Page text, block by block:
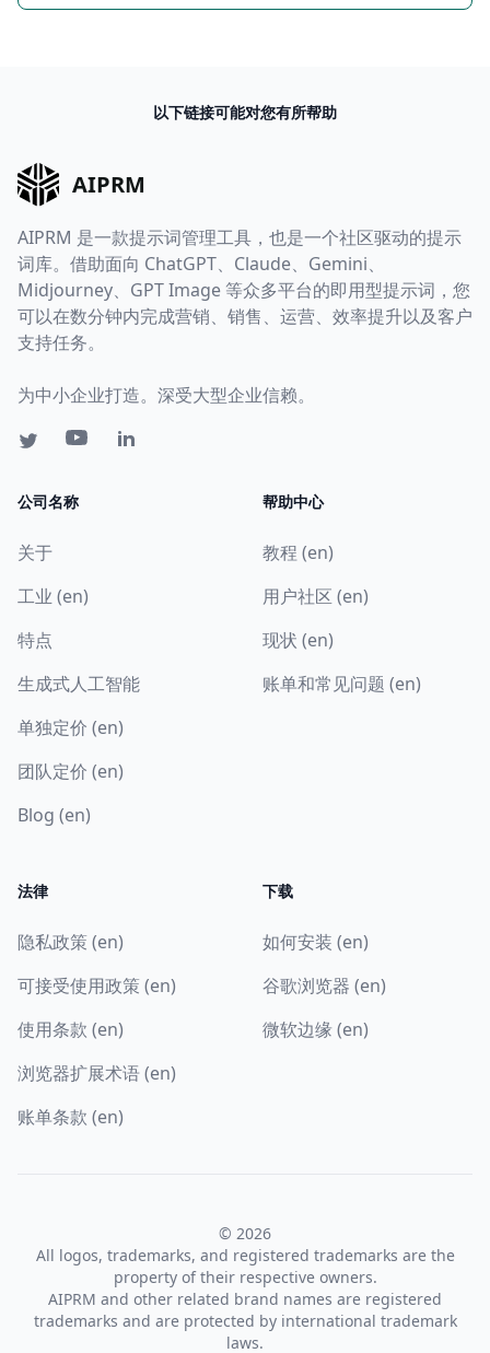
以下链接可能对您有所帮助
AIPRM
AIPRM 是一款提示词管理工具，也是一个社区驱动的提示
词库。借助面向 ChatGPT、Claude、Gemini、
Midjourney、GPT Image 等众多平台的即用型提示词，您
可以在数分钟内完成营销、销售、运营、效率提升以及客户
支持任务。
为中小企业打造。深受大型企业信赖。
公司名称
关于
工业 (en)
特点
生成式人工智能
单独定价 (en)
团队定价 (en)
Blog (en)
帮助中心
教程 (en)
用户社区 (en)
现状 (en)
账单和常见问题 (en)
法律
隐私政策 (en)
可接受使用政策 (en)
使用条款 (en)
浏览器扩展术语 (en)
账单条款 (en)
下载
如何安装 (en)
谷歌浏览器 (en)
微软边缘 (en)
© 2026
All logos, trademarks, and registered trademarks are the
property of their respective owners.
AIPRM and other related brand names are registered
trademarks and are protected by international trademark
laws.